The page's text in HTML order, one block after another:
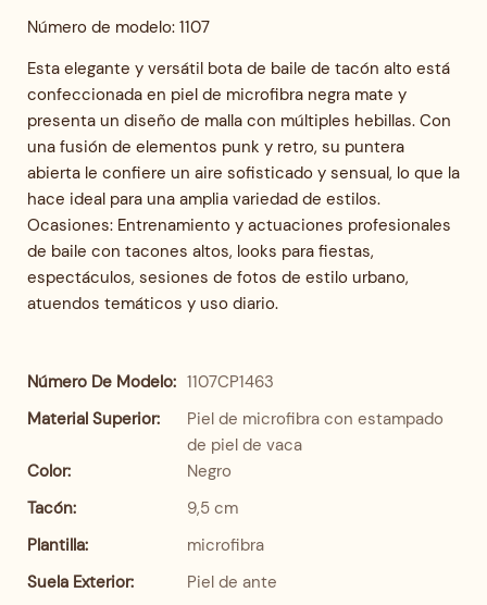
Número de modelo: 1107
Esta elegante y versátil bota de baile de tacón alto está
confeccionada en piel de microfibra negra mate y
presenta un diseño de malla con múltiples hebillas. Con
una fusión de elementos punk y retro, su puntera
abierta le confiere un aire sofisticado y sensual, lo que la
hace ideal para una amplia variedad de estilos.
Ocasiones: Entrenamiento y actuaciones profesionales
de baile con tacones altos, looks para fiestas,
espectáculos, sesiones de fotos de estilo urbano,
atuendos temáticos y uso diario.
Número De Modelo: 1107CP1463
Material Superior:
Piel de microfibra con estampado
de piel de vaca
Color:
Negro
Tacón:
9,5 cm
Plantilla:
microfibra
Suela Exterior:
Piel de ante